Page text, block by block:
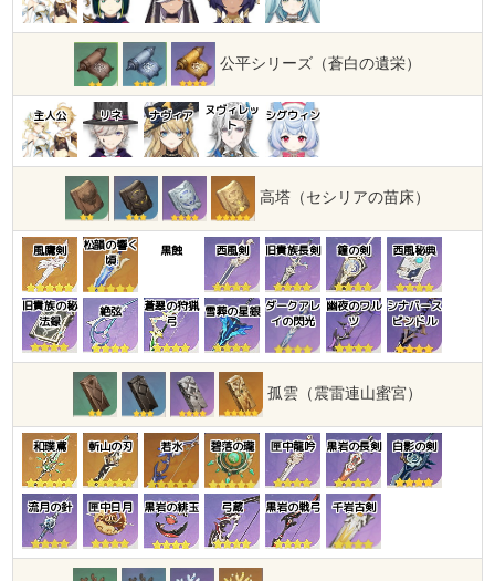
公平シリーズ（蒼白の遺栄）
主人公 リネ ナヴィア
ヌヴィレッ
ト
シグウィン
高塔（セシリアの苗床）
風鷹剣
松韻の響く
頃
黒蝕 西風剣 旧貴族長剣 鐘の剣 西風秘典
旧貴族の秘
法録
絶弦
蒼翠の狩猟
弓
雪葬の星銀 ダークアレ
イの閃光
幽夜のワル
ツ
シナバース
ピンドル
孤雲（震雷連山蜜宮）
和璞鳶 斬山の刃 若水 碧落の瓏 匣中龍吟 黒岩の長剣 白影の剣
流月の針 匣中日月 黒岩の緋玉 弓蔵 黒岩の戦弓 千岩古剣